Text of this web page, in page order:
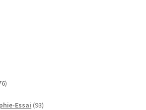
76
Essai 9393